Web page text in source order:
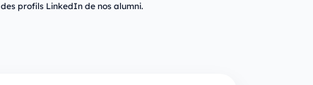
profils LinkedIn de nos alumni.